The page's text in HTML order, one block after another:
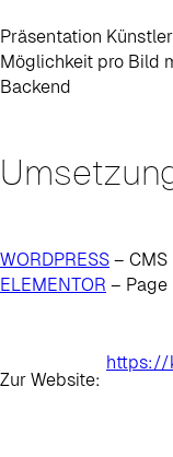
Präsentation
Möglichkeit pro Bild
Backend
WORDPRESS – CMS
ELEMENTOR – Page
Zur Website:
https://